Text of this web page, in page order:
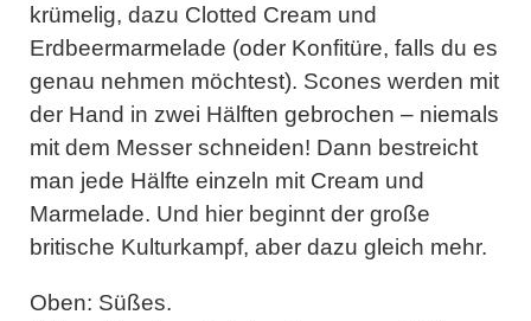
krümelig, dazu Clotted Cream und
Erdbeermarmelade (oder Konfitüre, falls du es
genau nehmen möchtest). Scones werden mit
der Hand in zwei Hälften gebrochen – niemals
mit dem Messer schneiden! Dann bestreicht
man jede Hälfte einzeln mit Cream und
Marmelade. Und hier beginnt der große
britische Kulturkampf, aber dazu gleich mehr.
Oben: Süßes.